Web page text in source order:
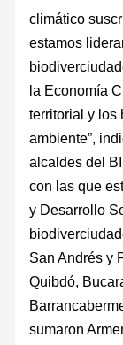
climático
estamos
la Economía
territorial y los
ambiente”,
alcaldes del
con las que
y Desarrollo
San Andrés y
Quibdó,
sumaron